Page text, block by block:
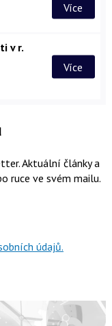
Více
v r.
Více
Aktuální články a
ruce ve svém mailu.
údajů.